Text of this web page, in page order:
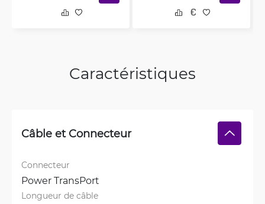
Caractéristiques
Câble et Connecteur
Connecteur
Power TransPort
Longueur de câble